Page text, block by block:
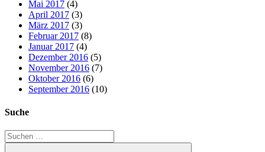
Mai 2017 (4)
April 2017 (3)
März 2017 (3)
Februar 2017 (8)
Januar 2017 (4)
Dezember 2016 (5)
November 2016 (7)
Oktober 2016 (6)
September 2016 (10)
Suche
Suchen
nach: